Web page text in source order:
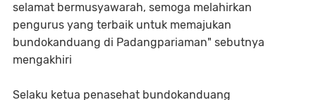
selamat bermusyawarah, semoga melahirkan
pengurus yang terbaik untuk memajukan
bundokanduang di Padangpariaman" sebutnya
mengakhiri
Selaku ketua penasehat bundokanduang